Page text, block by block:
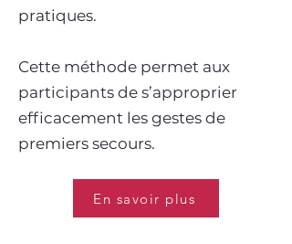
pratiques.
Cette méthode permet aux
participants de s’approprier
efficacement les gestes de
premiers secours.
En savoir plus